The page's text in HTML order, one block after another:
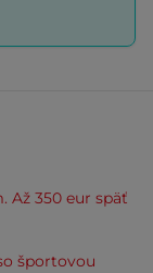
Až 350 eur späť
športovou